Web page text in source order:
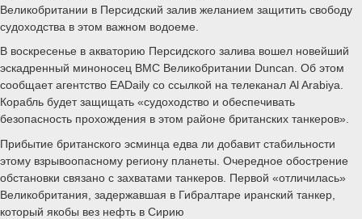
Великобритании в Персидский залив желанием защитить свободу
судоходства в этом важном водоеме.
В воскресенье в акваторию Персидского залива вошел новейший
эскадренный миноносец ВМС Великобритании Duncan. Об этом
сообщает агентство EADaily со ссылкой на телеканал Al Arabiya.
Корабль будет защищать «судоходство и обеспечивать
безопасность прохождения в этом районе британских танкеров».
Прибытие британского эсминца едва ли добавит стабильности
этому взрывоопасному региону планеты. Очередное обострение
обстановки связано с захватами танкеров. Первой «отличилась»
Великобритания, задержавшая в Гибралтаре иранский танкер,
который якобы вез нефть в Сирию